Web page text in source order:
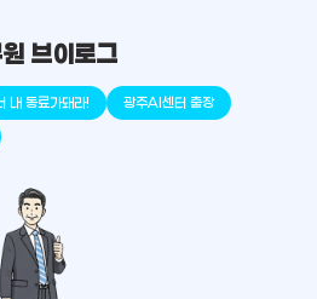
arrow_selector_toolplace
오송
place
대덕
place
원주
브이로그
너 내 동료가돼라! 광주AI센터 출장